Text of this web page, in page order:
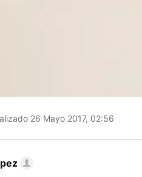
26 Mayo 2017, 02:56